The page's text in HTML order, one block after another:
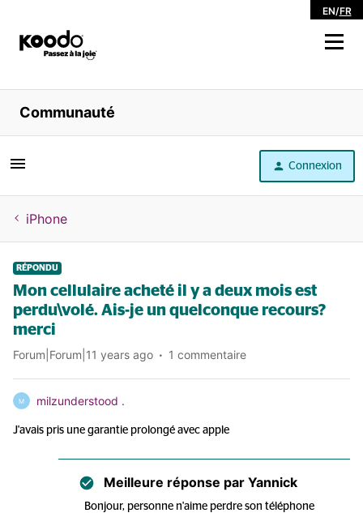
EN/FR
Magasiner
Libre service
Aide
Communauté
Connexion
iPhone
RÉPONDU
Mon cellulaire acheté il y a deux mois est
perdu\volé. Ais-je un quelconque recours?
merci
Forum|Forum|11 years ago 1 commentaire
M milzunderstood .
J'avais pris une garantie prolongé avec apple
Meilleure réponse par Yannick
Bonjour, personne n'aime perdre son téléphone